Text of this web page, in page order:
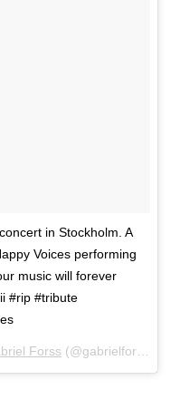
in Stockholm. A
Voices performing
music will forever
#rip #tribute
Forss (@gabrielforss) a